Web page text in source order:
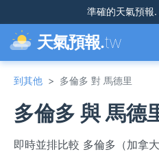
準確的天氣預報.
天氣預報.tw
到其他 > 多倫多 對 馬德里
多倫多 與 馬德
即時並排比較 多倫多（加拿